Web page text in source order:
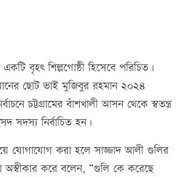
একটি বৃহৎ শিল্পগোষ্ঠী হিসেবে পরিচিত।
ছোট ভাই মুজিবুর রহমান ২০২৪
চট্টগ্রামের বাঁশখালী আসন থেকে স্বতন্ত্র
সদস্য নির্বাচিত হন।
যোগাযোগ করা হলে সাজ্জাদ আলী গুলির
অস্বীকার করে বলেন, “গুলি কে করেছে